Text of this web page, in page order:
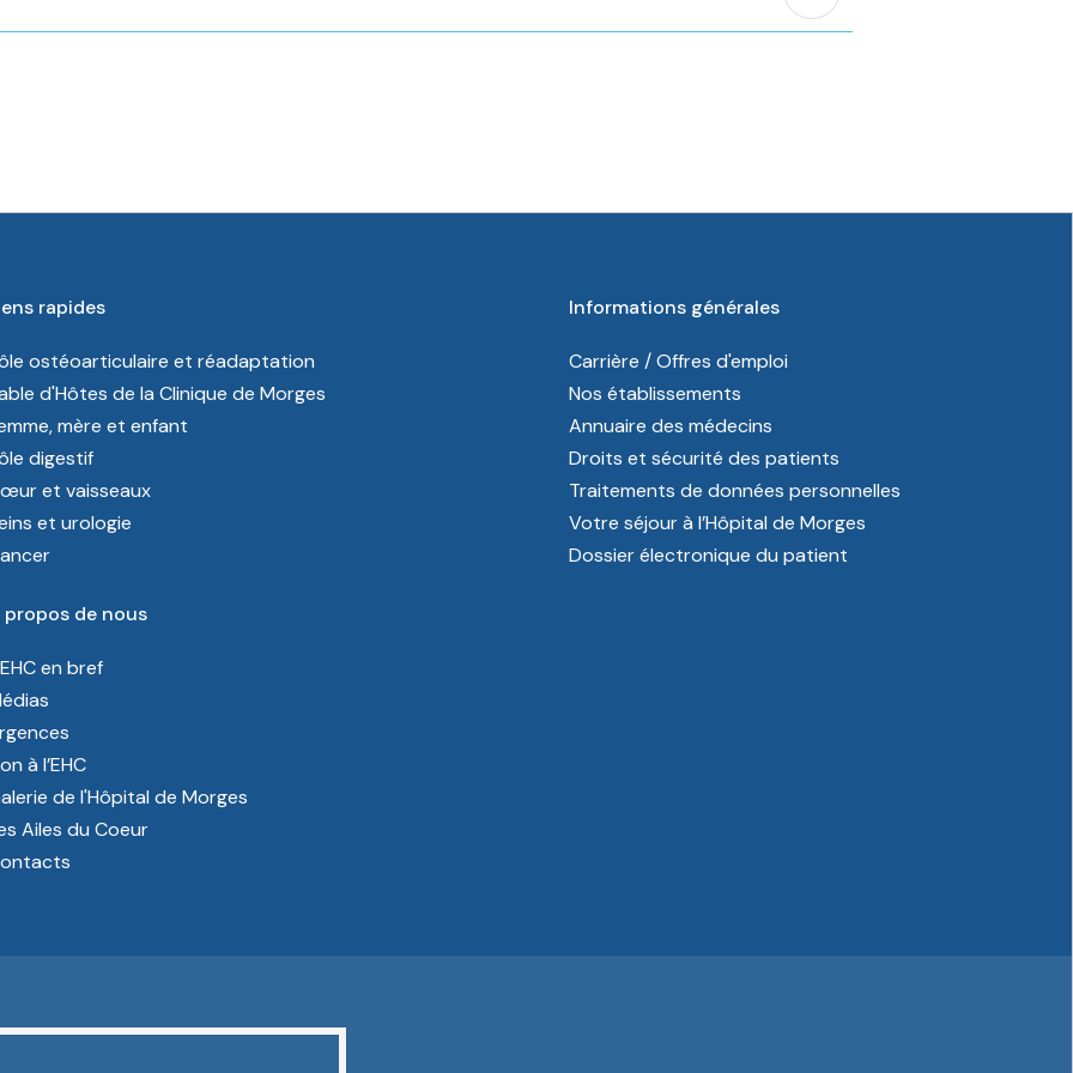
rapides
ostéoarticulaire et réadaptation
d'Hôtes de la Clinique de Morges
mère et enfant
digestif
et vaisseaux
et urologie
Informations générales
Carrière / Offres d'emploi
Nos établissements
Annuaire des médecins
Droits et sécurité des patients
Traitements de données personnelles
Votre séjour à l’Hôpital de Morges
Dossier électronique du patient
propos de nous
en bref
à l’EHC
de l'Hôpital de Morges
Ailes du Coeur